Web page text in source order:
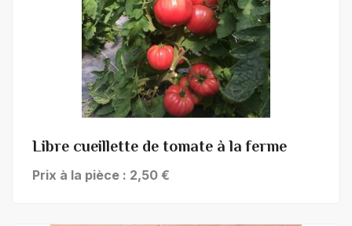
Libre cueillette de tomate à la ferme
Prix à la pièce : 2,50 €
+ de détails